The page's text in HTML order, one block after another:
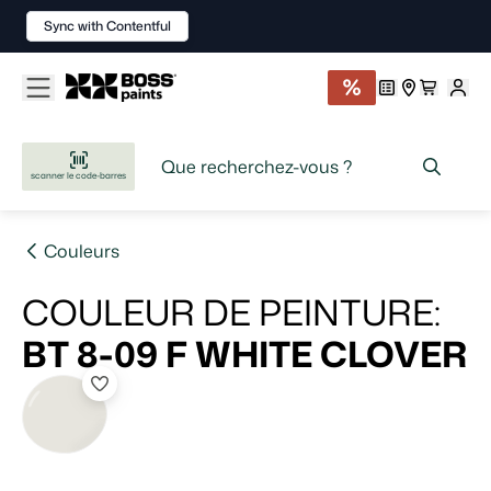
scanner le code-barres
Couleurs
COULEUR DE PEINTURE:
BT 8-09 FWHITE CLOVER
Sync with Contentful